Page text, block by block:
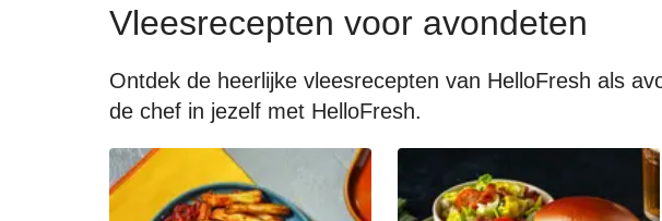
Vleesrecepten voor avondeten
Ontdek de heerlijke vleesrecepten van HelloFresh als
de chef in jezelf met HelloFresh.